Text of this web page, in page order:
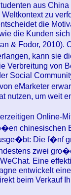
aus
zu
die
die Kunden
& Fodor, 2010).
kann sie
Verbreitung von
Social
eMarketer
nutzen, um weit
Online-
chinesischen
Die f�nf
zwei
Eine
entwickelt
beim Verkauf